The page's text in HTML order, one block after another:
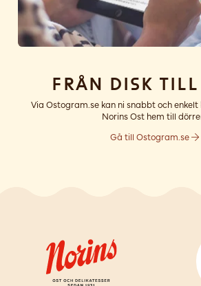
Från disk
Via Ostogram.se kan ni snabbt och
Norins Ost hem till
Gå till Ostogram.se